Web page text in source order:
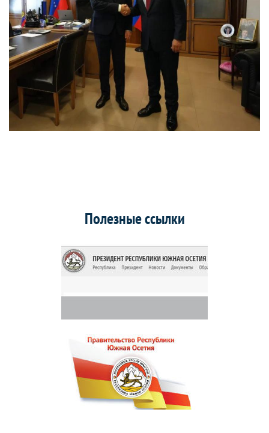
Полезные ссылки